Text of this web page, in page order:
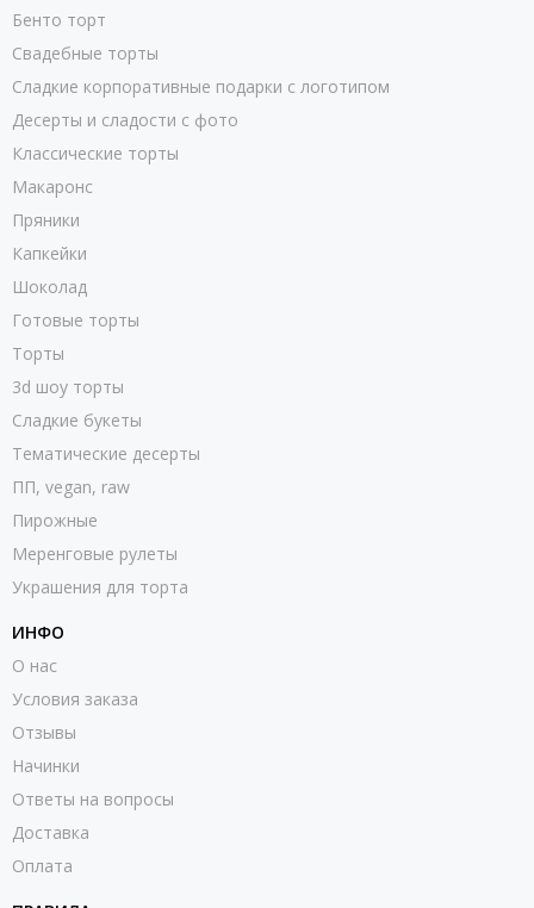
Бенто торт
Свадебные торты
Сладкие корпоративные подарки с логотипом
Десерты и сладости с фото
Классические торты
Макаронс
Пряники
Капкейки
Шоколад
Готовые торты
Торты
3d шоу торты
Сладкие букеты
Тематические десерты
ПП, vegan, raw
Пирожные
Меренговые рулеты
Украшения для торта
ИНФО
О нас
Условия заказа
Отзывы
Начинки
Ответы на вопросы
Доставка
Оплата